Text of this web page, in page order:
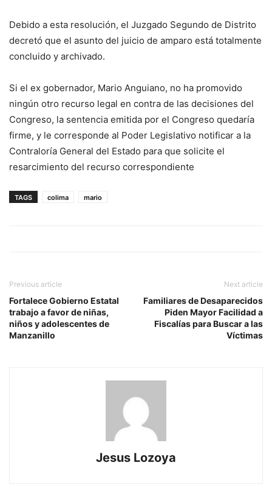
Debido a esta resolución, el Juzgado Segundo de Distrito
decretó que el asunto del juicio de amparo está totalmente
concluido y archivado.
Si el ex gobernador, Mario Anguiano, no ha promovido
ningún otro recurso legal en contra de las decisiones del
Congreso, la sentencia emitida por el Congreso quedaría
firme, y le corresponde al Poder Legislativo notificar a la
Contraloría General del Estado para que solicite el
resarcimiento del recurso correspondiente
TAGS colima mario
Previous article
Fortalece Gobierno Estatal
trabajo a favor de niñas,
niños y adolescentes de
Manzanillo
Next article
Familiares de Desaparecidos
Piden Mayor Facilidad a
Fiscalías para Buscar a las
Víctimas
Jesus Lozoya